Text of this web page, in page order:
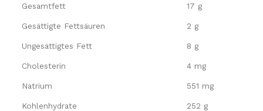
Gesamtfett 17 g
Gesättigte Fettsäuren 2 g
Ungesättigtes Fett 8 g
Cholesterin 4 mg
Natrium 551 mg
Kohlenhydrate 252 g